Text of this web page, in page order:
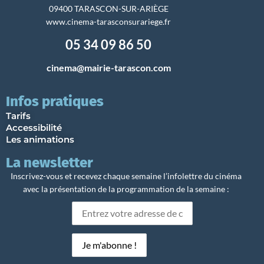
09400 TARASCON-SUR-ARIÈGE
www.cinema-tarasconsurariege.fr
05 34 09 86 50
cinema@mairie-tarascon.com
Infos pratiques
Tarifs
Accessibilité
Les animations
La newsletter
Inscrivez-vous et recevez chaque semaine l’infolettre du cinéma
avec la présentation de la programmation de la semaine :